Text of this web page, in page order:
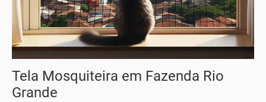
Tela Mosquiteira em Fazenda Rio
Grande